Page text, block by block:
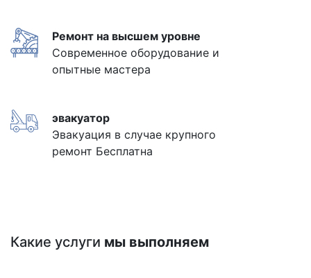
Ремонт на высшем уровне
Современное оборудование и
опытные мастера
эвакуатор
Эвакуация в случае крупного
ремонт Бесплатна
Какие услуги мы выполняем